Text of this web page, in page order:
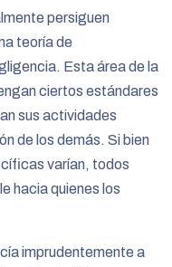
persiguen
teoría de
Esta área de la
ciertos estándares
sus actividades
de los demás. Si bien
varían, todos
hacia quienes los
imprudentemente a